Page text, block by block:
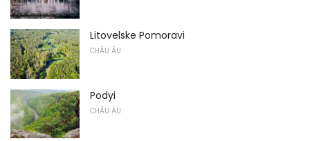
Litovelske Pomoravi
CHÂU ÂU
Podyi
CHÂU ÂU